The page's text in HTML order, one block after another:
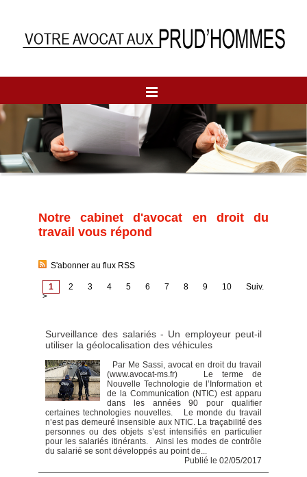
Notre cabinet d'avocat en droit du
travail vous répond
S'abonner au flux RSS
1 2 3 4 5 6 7 8 9 10
Suiv.
>
Surveillance des salariés - Un employeur peut-il
utiliser la géolocalisation des véhicules
Par Me Sassi, avocat en droit du travail
(www.avocat-ms.fr) Le terme de
Nouvelle Technologie de l’Information et
de la Communication (NTIC) est apparu
dans les années 90 pour qualifier
certaines technologies nouvelles. Le monde du travail
n’est pas demeuré insensible aux NTIC. La traçabilité des
personnes ou des objets s’est intensifiés en particulier
pour les salariés itinérants. Ainsi les modes de contrôle
du salarié se sont développés au point de...
Publié le 02/05/2017